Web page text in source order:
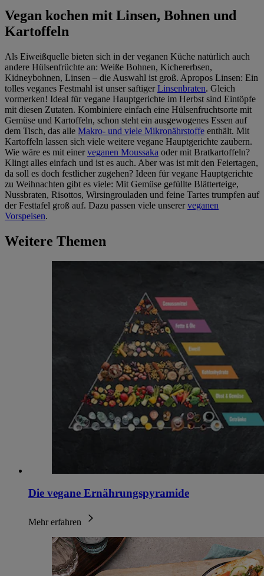
Vegan kochen mit Linsen, Bohnen und
Kartoffeln
Als Eiweißquelle bieten sich in der veganen Küche natürlich auch
andere Hülsenfrüchte an: Weiße Bohnen, Kichererbsen,
Kidneybohnen, Linsen – die Auswahl ist groß. Apropos Linsen: Ein
tolles veganes Festmahl ist unser saftigerLinsenbraten. Gleich
vormerken! Ideal für vegane Hauptgerichte im Herbst sind Eintöpfe
mit diesen Zutaten. Kombiniere einfach eine Hülsenfruchtsorte mit
Gemüse und Kartoffeln, schon steht ein ausgewogenes Essen auf
dem Tisch, das alle Makro- und viele Mikronährstoffe enthält. Mit
Kartoffeln lassen sich viele weitere vegane Hauptgerichte zaubern.
Wie wäre es mit einerveganen Moussaka oder mit Bratkartoffeln?
Klingt alles einfach und ist es auch. Aber was ist mit den Feiertagen,
da soll es doch festlicher zugehen? Ideen für vegane Hauptgerichte
zu Weihnachten gibt es viele: Mit Gemüse gefüllte Blätterteige,
Nussbraten, Risottos, Wirsingrouladen und feine Tartes trumpfen auf
der Festtafel groß auf. Dazu passen viele unsererveganen
Vorspeisen.
Weitere Themen
Die vegane Ernährungspyramide
Mehr erfahren